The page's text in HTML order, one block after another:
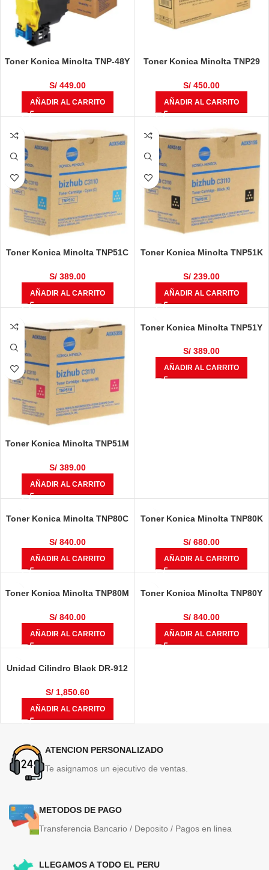
Toner Konica Minolta TNP-48Y
C3850FS
S/449.00
AÑADIR AL CARRITO
Toner Konica Minolta TNP29
1500w, 1550dn, 1580mf,
1590mf, Bizhub 12p, 15, 16
S/ 450.00
AÑADIR AL CARRITO
Toner Konica Minolta TNP51C
Páginas
S/389.00
AÑADIR AL CARRITO
Toner Konica Minolta TNP51K
Páginas
S/ 239.00
AÑADIR AL CARRITO
Toner Konica Minolta TNP51M
Páginas
S/389.00
AÑADIR AL CARRITO
Toner Konica Minolta TNP51Y
Páginas
S/ 389.00
AÑADIR AL CARRITO
Toner Konica Minolta TNP80C
9.000 Paginas
S/840.00
AÑADIR AL CARRITO
Toner Konica Minolta TNP80K
13.000 Paginas
S/ 680.00
AÑADIR AL CARRITO
Toner Konica Minolta TNP80M
C3320i 9.000 Paginas
S/840.00
AÑADIR AL CARRITO
Toner Konica Minolta TNP80Y
C3320i 9.000 Paginas
S/ 840.00
AÑADIR AL CARRITO
Unidad Cilindro Black DR-912
S/1,850.60
AÑADIR AL CARRITO
ATENCION PERSONALIZADO
Te asignamos un ejecutivo de ventas.
METODOS DE PAGO
Transferencia Bancario / Deposito / Pagos en linea
LLEGAMOS A TODO EL PERU